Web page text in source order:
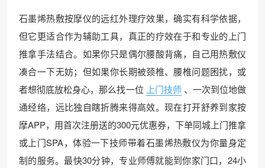
石墨烯热敷按摩仪的远红外理疗效果，确实有科学依据，
但它更适合作为辅助工具，真正的疗效在于和专业的上门
推拿手法结合。如果你只是偶尔腰酸背痛，自己用热敷仪
凑合一下无妨；但如果你长期被颈椎、腰椎问题困扰，或
者想彻底放松身心，那么找一位 上门技师 、一次到位地做
通经络，远比独自瞎折腾来得高效。现在打开舒养到家按
摩APP，用首次注册送的300元优惠券，下单同城上门推拿
或上门SPA，体验一下技师带着石墨烯热敷仪为你量身定
制的服务。最快30分钟，专业师傅就能到你家门口，24小